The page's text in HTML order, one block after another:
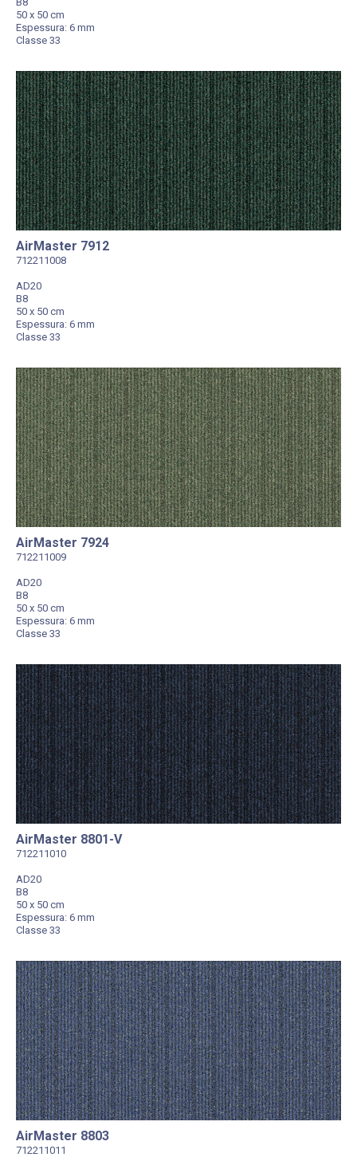
50 x 50 cm
Espessura: 6 mm
Classe 33
AirMaster 7912
712211008
AD20
B8
50 x 50 cm
Espessura: 6 mm
Classe 33
AirMaster 7924
712211009
AD20
B8
50 x 50 cm
Espessura: 6 mm
Classe 33
AirMaster 8801-V
712211010
AD20
B8
50 x 50 cm
Espessura: 6 mm
Classe 33
AirMaster 8803
712211011